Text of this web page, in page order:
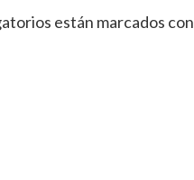
están marcados con